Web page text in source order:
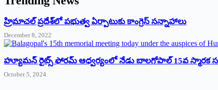
‌హ్రిమాచల్‌ ‌ప్రదేశ్‌లో పభుత్వ ఏర్పాటుకు కాంగ్రెస్‌ ‌సన్నాహాలు
December 8, 2022
హ్యూమన్‌ రైట్స్‌ ఫోరమ్‌ ఆధ్వర్యంలో నేడు బాలగోపాల్‌ 15వ స్మారక
October 5, 2024